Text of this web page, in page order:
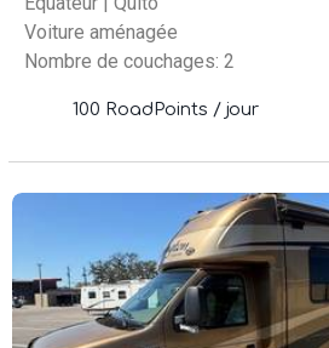
Voiture aménagée
Nombre de couchages: 2
100 RoadPoints / jour